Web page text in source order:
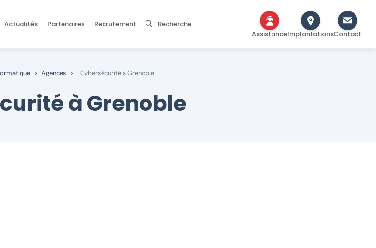
Actualités Partenaires Recrutement
Recherche
AssistanceImplantationsContact
> Agences > Cybersécurité à Grenoble
à Grenoble